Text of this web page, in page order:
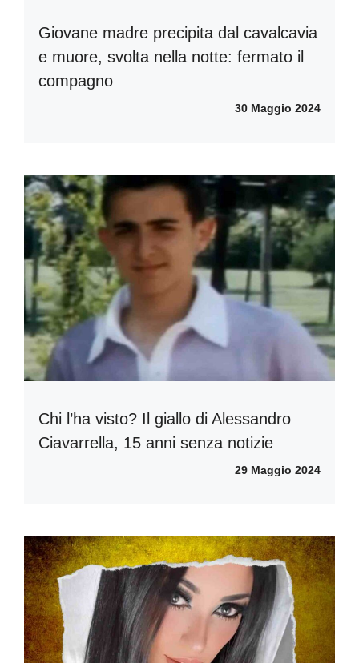
Giovane madre precipita dal cavalcavia
e muore, svolta nella notte: fermato il
compagno
30 Maggio 2024
Chi l’ha visto? Il giallo di Alessandro
Ciavarrella, 15 anni senza notizie
29 Maggio 2024